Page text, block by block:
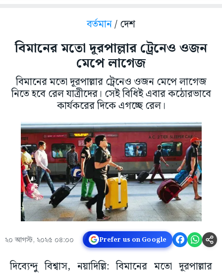
বর্তমান/ দেশ
বিমানের মতো দূরপাল্লার ট্রেনেও ওজন
মেপে লাগেজ
বিমানের মতো দূরপাল্লার ট্রেনেও ওজন মেপে লাগেজ
নিতে হবে রেল যাত্রীদের। সেই বিধিই এবার কঠোরভাবে
কার্যকরের দিকে এগচ্ছে রেল।
২০ আগস্ট, ২০২৫ ০৪:০০ Prefer us on Google
দিব্যেন্দু বিশ্বাস, নয়াদিল্লি: বিমানের মতো দূরপাল্লার